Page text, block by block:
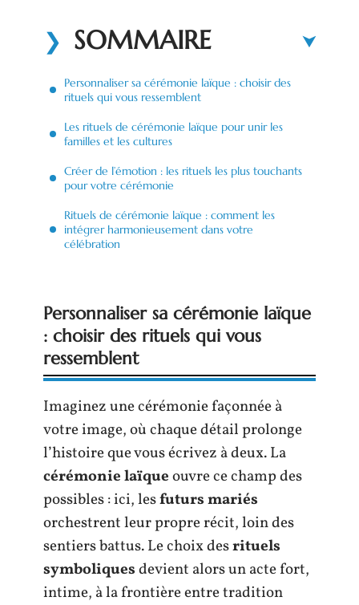
SOMMAIRE
Personnaliser sa cérémonie laïque : choisir des
rituels qui vous ressemblent
Les rituels de cérémonie laïque pour unir les
familles et les cultures
Créer de l’émotion : les rituels les plus touchants
pour votre cérémonie
Rituels de cérémonie laïque : comment les
intégrer harmonieusement dans votre
célébration
Personnaliser sa cérémonie laïque
: choisir des rituels qui vous
ressemblent
Imaginez une cérémonie façonnée à
votre image, où chaque détail prolonge
l’histoire que vous écrivez à deux. La
cérémonie laïqueouvre ce champ des
possibles : ici, lesfuturs mariés
orchestrent leur propre récit, loin des
sentiers battus. Le choix desrituels
symboliquesdevient alors un acte fort,
intime, à la frontière entre tradition